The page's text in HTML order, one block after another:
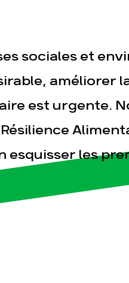
sociales et
améliorer
est urgente.
esquisser les